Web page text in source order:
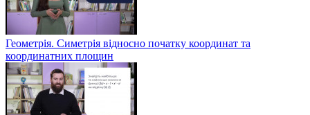
Геометрія. Симетрія відносно початку координат та
координатних площин